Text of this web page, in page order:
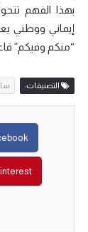
بهذا الفهم
إيماني ووطني
“منكم وفيكم”
التصنيفات: